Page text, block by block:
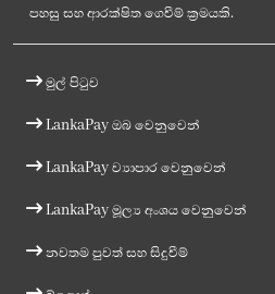
පහසු සහ ආරක්ෂිත ගෙවීම් ක්‍රමයකි.
මුල් පිටුව
LankaPay ඔබ වෙනුවෙන්
LankaPay ව්‍යාපාර වෙනුවෙන්
LankaPay මූල්‍ය අංශය වෙනුවෙන්
නවතම පුවත් සහ සිදුවීම්